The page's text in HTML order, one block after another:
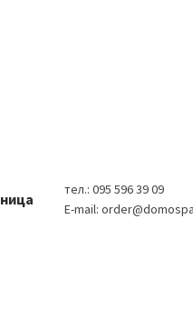
тел.: 095 596 39 09
E-mail: